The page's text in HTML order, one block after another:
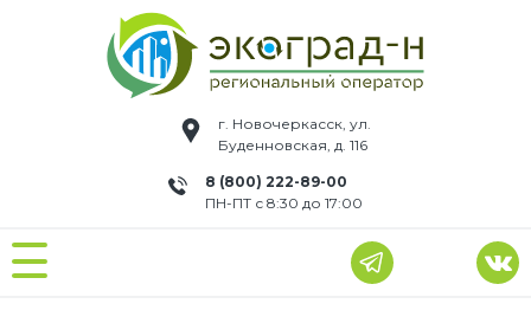
г. Новочеркасск, ул.
Буденновская, д. 116
8 (800) 222-89-00
ПН-ПТ с 8:30 до 17:00